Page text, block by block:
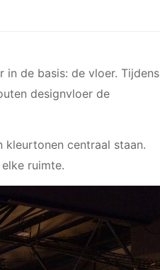
de basis: de vloer. Tijdens
designvloer de
kleurtonen centraal staan.
ruimte.